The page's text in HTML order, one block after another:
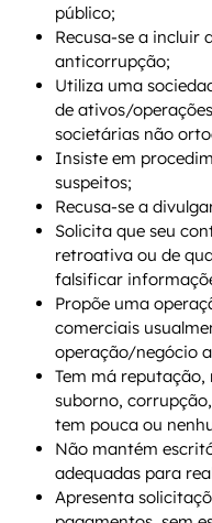
público;
Recusa-se a incluir
anticorrupção;
Utiliza uma
de ativos/
societárias não
Insiste em
suspeitos;
Recusa-se a
Solicita que seu
retroativa ou de
falsificar
Propõe uma
comerciais
operação/negócio
Tem má reputação,
suborno,
tem pouca ou
Não mantém
adequadas para
Apresenta